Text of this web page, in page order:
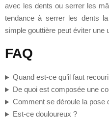
avec les dents ou serrer les
tendance à serrer les dents
simple gouttière peut éviter une
FAQ
Quand est-ce qu’il faut
De quoi est composée une
Comment se déroule la pose
Est-ce douloureux ?